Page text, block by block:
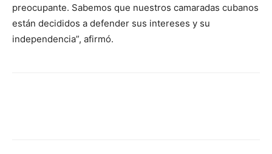
preocupante. Sabemos que nuestros camaradas cubanos
están decididos a defender sus intereses y su
independencia”, afirmó.